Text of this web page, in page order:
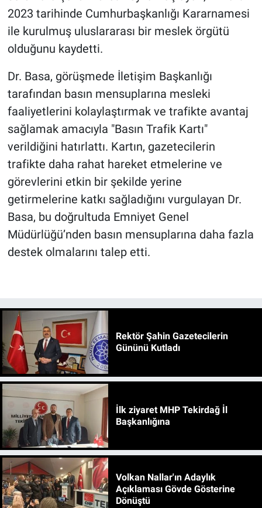
2023 tarihinde Cumhurbaşkanlığı Kararnamesi
ile kurulmuş uluslararası bir meslek örgütü
olduğunu kaydetti.
Dr. Basa, görüşmede İletişim Başkanlığı
tarafından basın mensuplarına mesleki
faaliyetlerini kolaylaştırmak ve trafikte avantaj
sağlamak amacıyla "Basın Trafik Kartı"
verildiğini hatırlattı. Kartın, gazetecilerin
trafikte daha rahat hareket etmelerine ve
görevlerini etkin bir şekilde yerine
getirmelerine katkı sağladığını vurgulayan Dr.
Basa, bu doğrultuda Emniyet Genel
Müdürlüğü’nden basın mensuplarına daha fazla
destek olmalarını talep etti.
Rektör Şahin Gazetecilerin
Gününü Kutladı
İlk ziyaret MHP Tekirdağ İl
Başkanlığına
Volkan Nallar'ın Adaylık
Açıklaması Gövde Gösterine
Dönüştü